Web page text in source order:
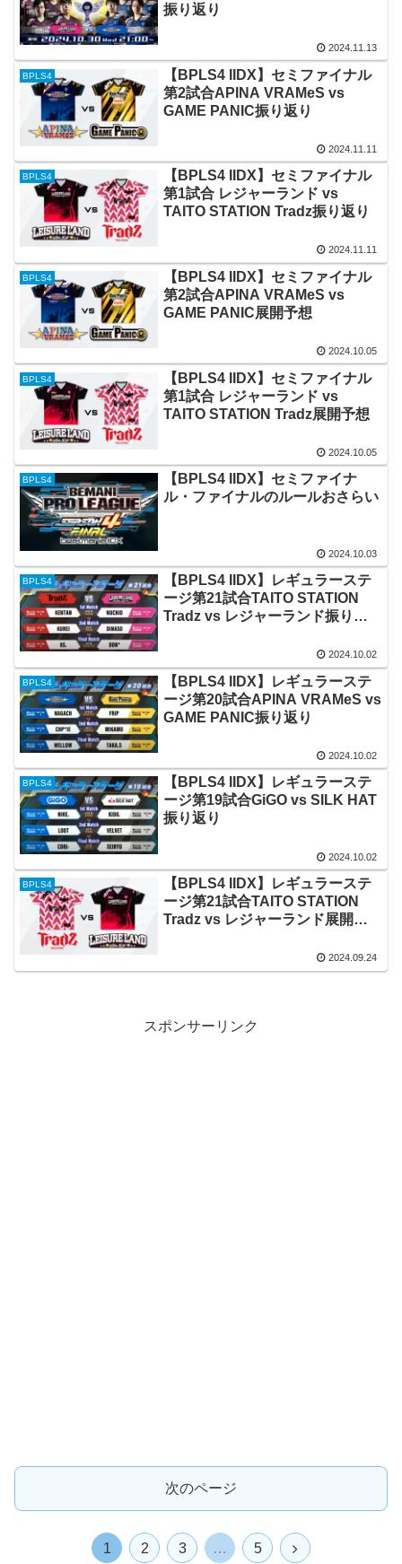
振り返り
2024.11.13
BPLS4
【BPLS4 IIDX】セミファイナル
第2試合APINA VRAMeS vs
GAME PANIC振り返り
2024.11.11
BPLS4
【BPLS4 IIDX】セミファイナル
第1試合 レジャーランド vs
TAITO STATION Tradz振り返り
2024.11.11
BPLS4
【BPLS4 IIDX】セミファイナル
第2試合APINA VRAMeS vs
GAME PANIC展開予想
2024.10.05
BPLS4
【BPLS4 IIDX】セミファイナル
第1試合 レジャーランド vs
TAITO STATION Tradz展開予想
2024.10.05
BPLS4
【BPLS4 IIDX】セミファイナ
ル・ファイナルのルールおさらい
2024.10.03
BPLS4
【BPLS4 IIDX】レギュラーステ
ージ第21試合TAITO STATION
Tradz vs レジャーランド振り返
2024.10.02
BPLS4
【BPLS4 IIDX】レギュラーステ
ージ第20試合APINA VRAMeS vs
GAME PANIC振り返り
2024.10.02
BPLS4
【BPLS4 IIDX】レギュラーステ
ージ第19試合GiGO vs SILK HAT
振り返り
2024.10.02
BPLS4
【BPLS4 IIDX】レギュラーステ
ージ第21試合TAITO STATION
Tradz vs レジャーランド展開予
2024.09.24
スポンサーリンク
次のページ
1 2 3 … 5 次